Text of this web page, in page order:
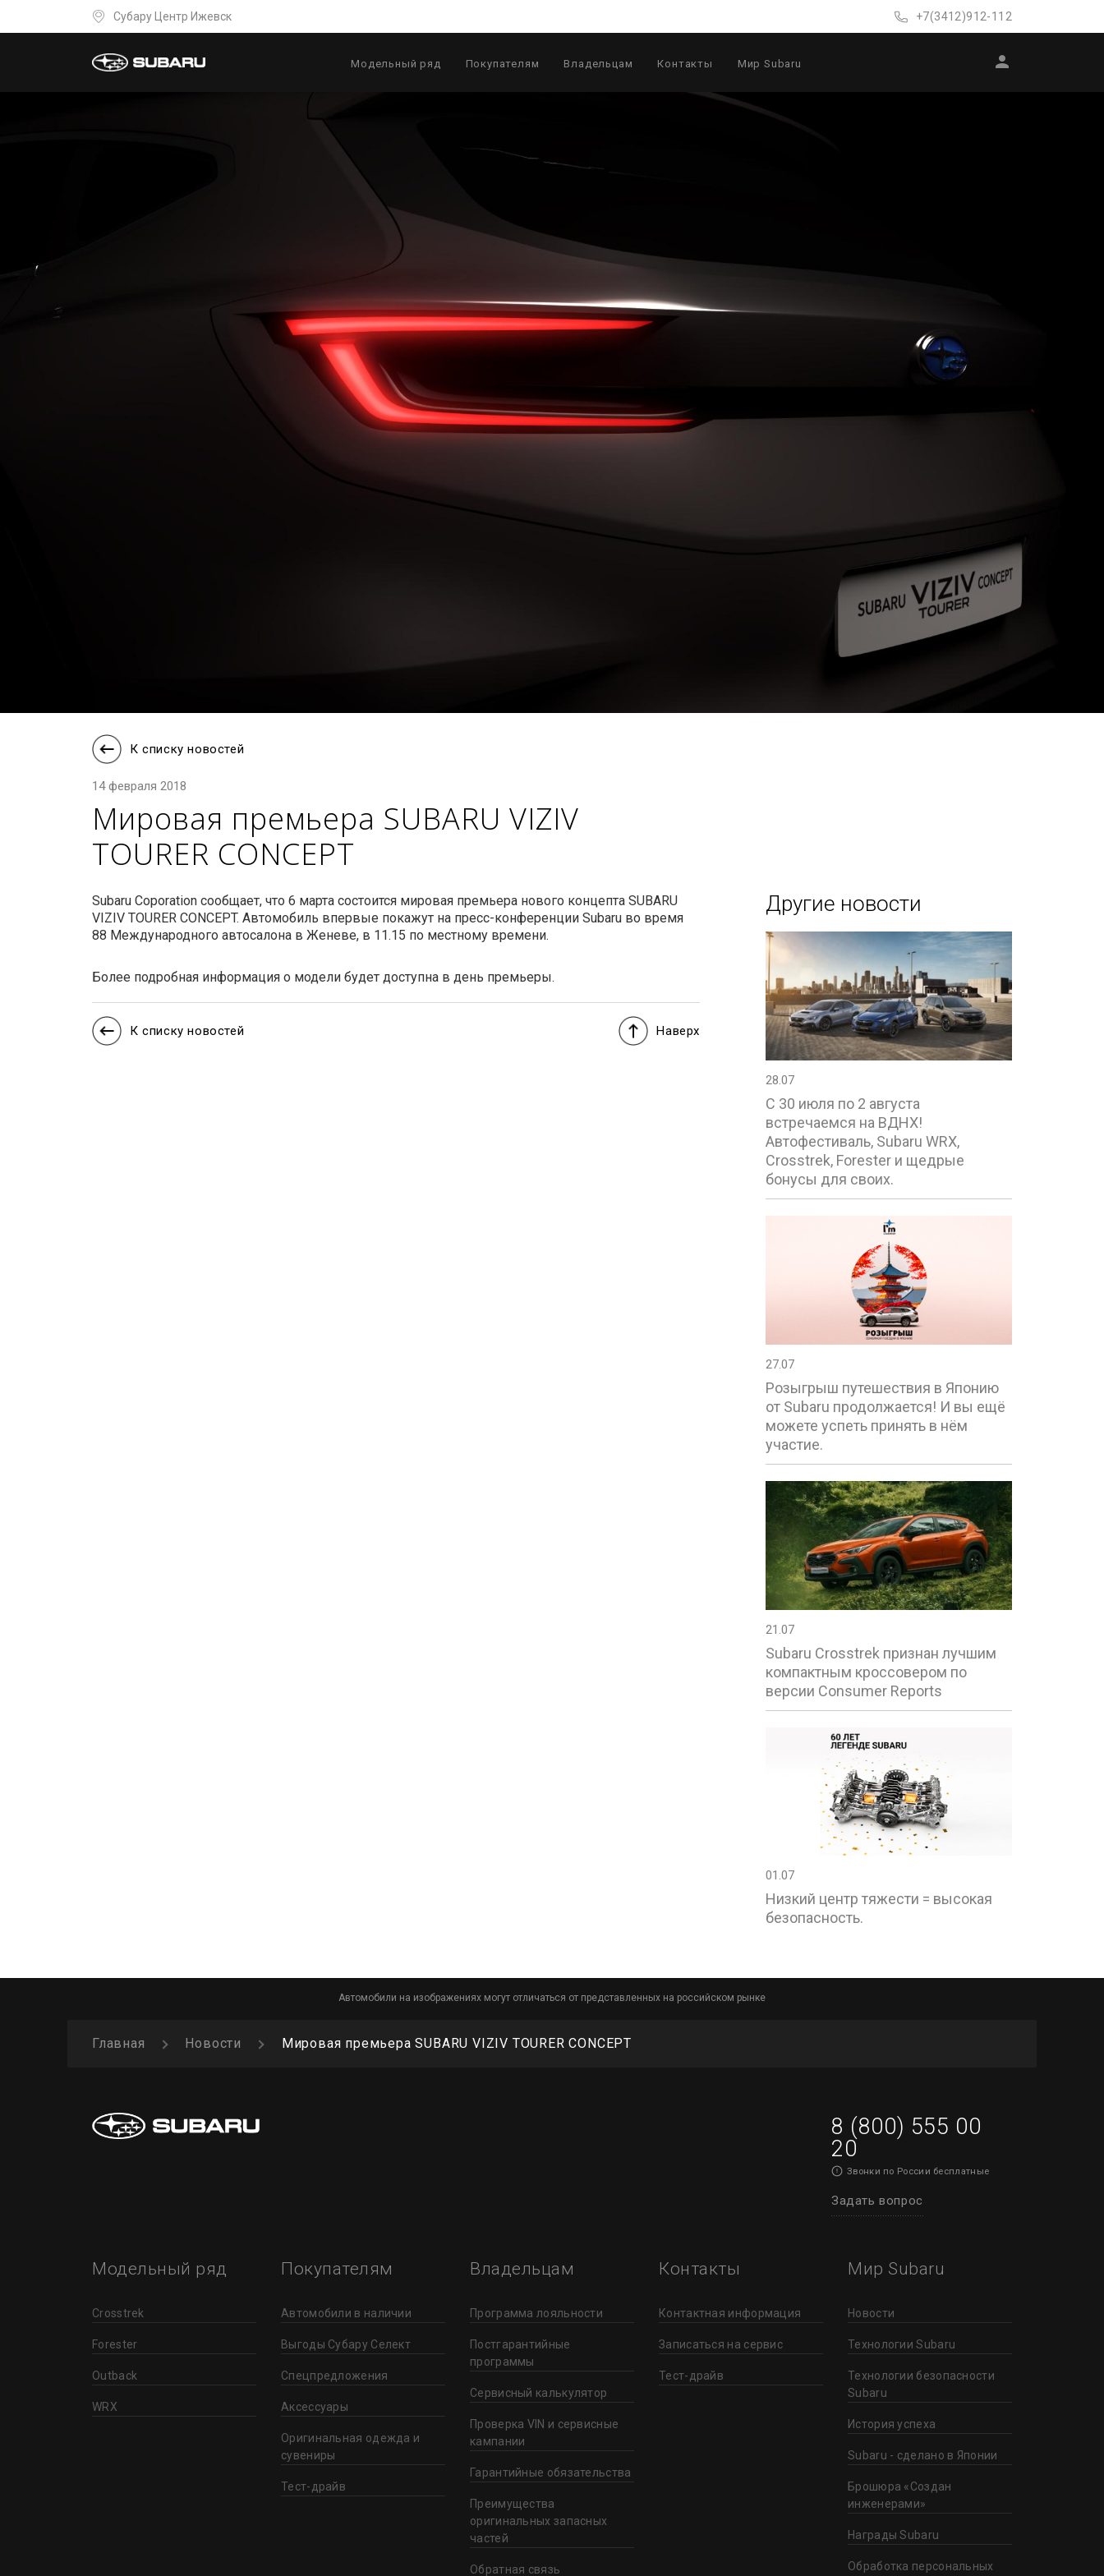
Субару Центр Ижевск +7(3412)912-112
Модельный ряд Покупателям Владельцам Контакты Мир Subaru
К списку новостей
14 февраля 2018
Мировая премьера SUBARU VIZIV
TOURER CONCEPT
Subaru Coporation сообщает, что 6 марта состоится мировая премьера нового концепта SUBARU
VIZIV TOURER CONCEPT. Автомобиль впервые покажут на пресс-конференции Subaru во время
88 Международного автосалона в Женеве, в 11.15 по местному времени.
Более подробная информация о модели будет доступна в день премьеры.
К списку новостей Наверх
Другие новости
28.07
С 30 июля по 2 августа
встречаемся на ВДНХ!
Автофестиваль, Subaru WRX,
Crosstrek, Forester и щедрые
бонусы для своих.
27.07
Розыгрыш путешествия в Японию
от Subaru продолжается! И вы ещё
можете успеть принять в нём
участие.
21.07
Subaru Crosstrek признан лучшим
компактным кроссовером по
версии Consumer Reports
01.07
Низкий центр тяжести = высокая
безопасность.
Автомобили на изображениях могут отличаться от представленных на российском рынке
Главная Новости Мировая премьера SUBARU VIZIV TOURER CONCEPT
8 (800) 555 00
20
Звонки по России бесплатные
Задать вопрос
Модельный ряд
Crosstrek
Forester
Outback
WRX
Покупателям
Автомобили в наличии
Выгоды Субару Селект
Спецпредложения
Аксессуары
Оригинальная одежда и
сувениры
Тест-драйв
Владельцам
Программа лояльности
Постгарантийные
программы
Сервисный калькулятор
Проверка VIN и сервисные
кампании
Гарантийные обязательства
Преимущества
оригинальных запасных
частей
Обратная связь
Контакты
Контактная информация
Записаться на сервис
Тест-драйв
Мир Subaru
Новости
Технологии Subaru
Технологии безопасности
Subaru
История успеха
Subaru - сделано в Японии
Брошюра «Создан
инженерами»
Награды Subaru
Обработка персональных